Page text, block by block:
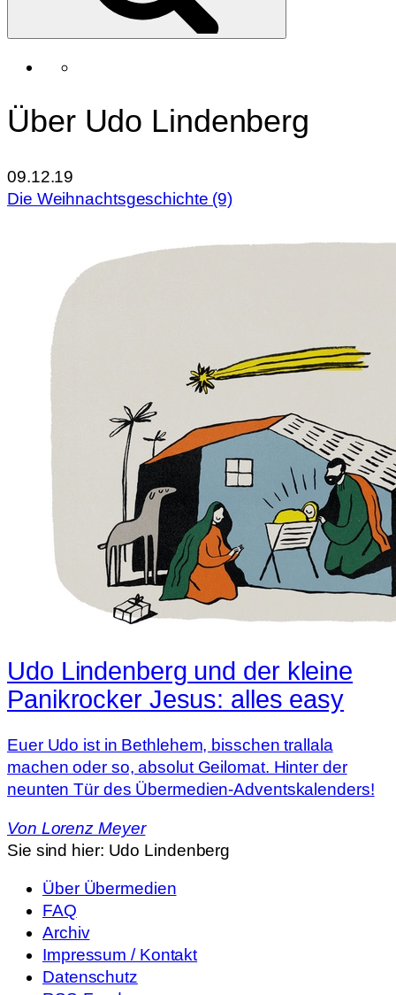
Über Udo Lindenberg
09.12.19
Die Weihnachtsgeschichte (9)
Udo Lindenberg und der kleine
Panikrocker Jesus: alles easy
Euer Udo ist in Bethlehem, bisschen trallala
machen oder so, absolut Geilomat. Hinter der
neunten Tür des Übermedien-Adventskalenders!
Von Lorenz Meyer
Sie sind hier: Udo Lindenberg
Über Übermedien
FAQ
Archiv
Impressum / Kontakt
Datenschutz